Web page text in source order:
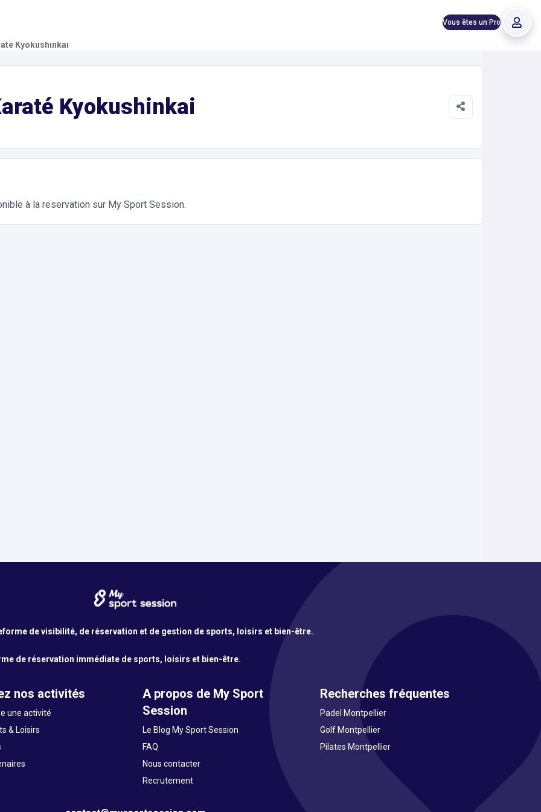
Vous êtes un Pro
Kyokushinkai
Kyokushinkai
à la reservation sur My Sport Session.
de visibilité, de réservation et de gestion de sports, loisirs et bien-être.
de réservation immédiate de sports, loisirs et bien-être.
nos activités
une activité
& Loisirs
A propos de My Sport
Session
Le Blog My Sport Session
FAQ
Nous contacter
Recrutement
Recherches fréquentes
Padel Montpellier
Golf Montpellier
Pilates Montpellier